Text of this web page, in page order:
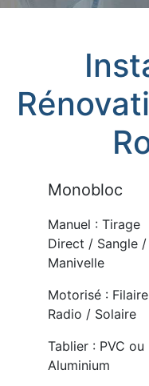
Monobloc
Manuel : Tirage
Direct / Sangle /
Manivelle
Motorisé :
Radio / Solaire
Tablier : PVC ou
Aluminium